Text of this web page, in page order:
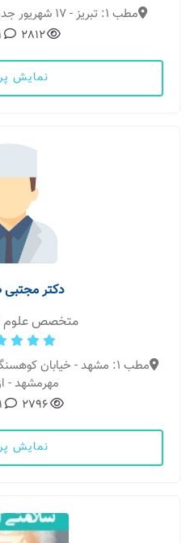
مطب 1: تبریز - 17 شهریور جدید شماره 18 - ازمایشگاه دی
2812
نمایش
دکتر مجتبی
متخصص علوم
مطب 1: مشهد - خیابان
مهرمشهد -
2796
1
نمایش